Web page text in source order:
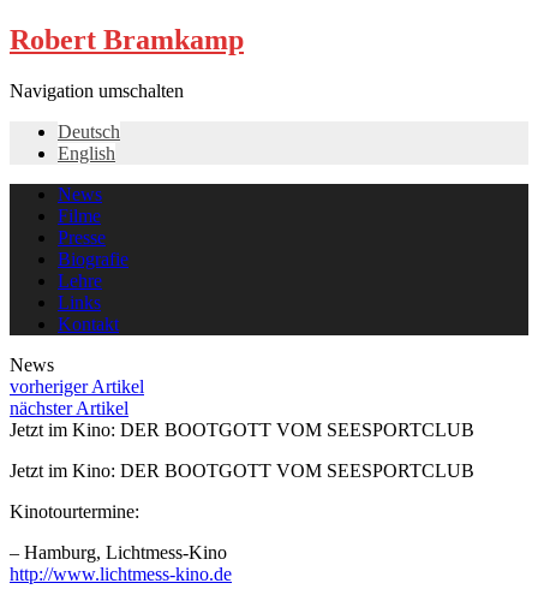
Robert Bramkamp
Navigation umschalten
Deutsch
English
News
Filme
Presse
Biografie
Lehre
Links
Kontakt
News
vorheriger Artikel
nächster Artikel
Jetzt im Kino: DER BOOTGOTT VOM SEESPORTCLUB
Jetzt im Kino: DER BOOTGOTT VOM SEESPORTCLUB
Kinotourtermine:
– Hamburg, Lichtmess-Kino
http://www.lichtmess-kino.de